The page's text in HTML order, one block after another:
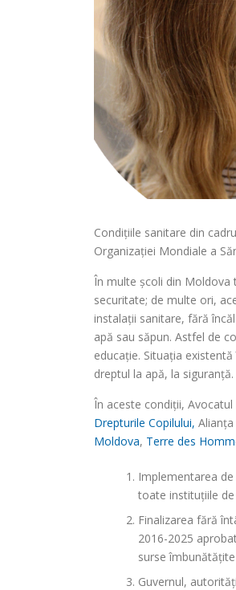
Condițiile sanitare din
Organizației Mondiale a
În multe școli din Moldova
securitate; de multe ori,
instalații sanitare, fără
apă sau săpun. Astfel de
educație. Situația
dreptul la apă, la siguranță.
În aceste condiții,
Drepturile Copilului,
Moldova, Terre des
Implementarea
toate instituțiile
Finalizarea fără
2016-2025
surse
Guvernul,